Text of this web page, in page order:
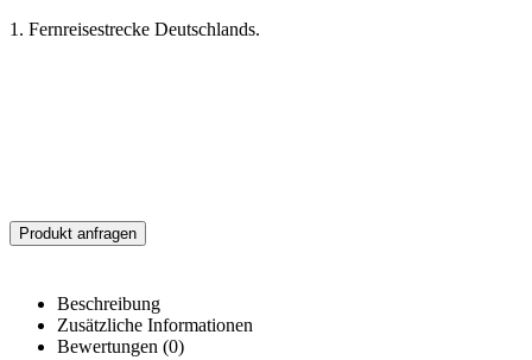
1. Fernreisestrecke Deutschlands.
Produkt anfragen
Beschreibung
Zusätzliche Informationen
Bewertungen (0)